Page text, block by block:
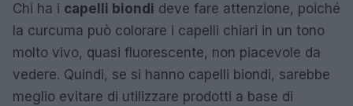
Chi ha i capelli biondi deve fare attenzione, poiché
la curcuma può colorare i capelli chiari in un tono
molto vivo, quasi fluorescente, non piacevole da
vedere. Quindi, se si hanno capelli biondi, sarebbe
meglio evitare di utilizzare prodotti a base di